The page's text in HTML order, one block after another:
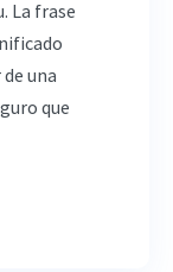
La frase
una
que